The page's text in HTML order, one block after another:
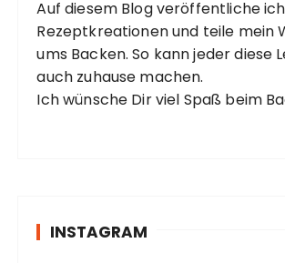
Auf diesem Blog veröffentliche
Rezeptkreationen und teile mein
ums Backen. So kann jeder diese
auch zuhause machen.
Ich wünsche Dir viel Spaß beim
INSTAGRAM